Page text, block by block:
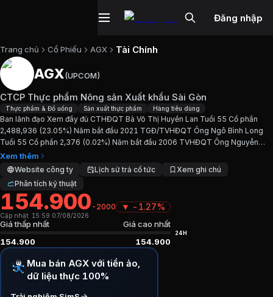
Đăng nhập
Trang chủ Cổ Phiếu AGX Tài Chính
Cổ phiếuAGX—
Cập nhật: 7/8/2026.
Ngành:Thực phẩm & Đồ uống, Sản xuất thực phẩm, Hàng
Giới thiệuCTCP Thực phẩm Nông sản
Ban lãnh đạo Xem đầy đủ CTHĐQT Bà Võ Thị Huyền
Chỉ số tài chính AGX
Giá hiện tại: 154900
VND
Vốn hóa: 1.673 tỷ đồng
AGX(UPCOM)
CTCP Thực phẩm Nông sản Xuất khẩu Sài Gòn
Thực phẩm & Đồ uống Sản xuất thực phẩm Hàng tiêu dùng
Ban lãnh đạo Xem đầy đủ CTHĐQT Bà Võ Thị Huyền Lan Tuổi 55 Cổ phần
2,488,936 (23.05%) Năm bắt đầu 2021 TGĐ/TVHĐQT Ông Ngô Bình Long
Tuổi 55 Cổ phần 2,376 (0.02%) Năm bắt đầu 2006 TVHĐQT Ông Nguyễn
Xuân Hán Tuổi N/A Cổ phần (-) Năm bắt đầu 2021 TVHĐQT Bà Võ...
Xem thêm
Website công ty Lịch sử trả cổ tức
Xem ghi chú
Phân tích kỹ thuật
154.900 -2000 ▼ -1.27%
Cập nhật: 15:59 07/08/2026
Giá thấp nhất
Giá cao nhất
154.900
154.900
24H
Mua bán AGX với tiền ảo,
dữ liệu thực 100%